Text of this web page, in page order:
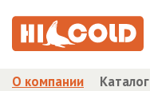
О компании Каталог